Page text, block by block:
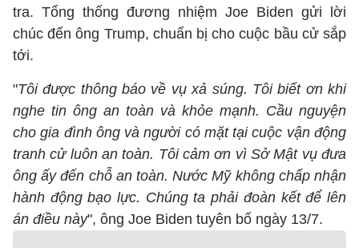
tra. Tổng thống đương nhiệm Joe Biden gửi lời
chúc đến ông Trump, chuẩn bị cho cuộc bầu cử sắp
tới.
"Tôi được thông báo về vụ xả súng. Tôi biết ơn khi
nghe tin ông an toàn và khỏe mạnh. Cầu nguyện
cho gia đình ông và người có mặt tại cuộc vận động
tranh cử luôn an toàn. Tôi cảm ơn vì Sở Mật vụ đưa
ông ấy đến chỗ an toàn. Nước Mỹ không chấp nhận
hành động bạo lực. Chúng ta phải đoàn kết để lên
án điều này", ông Joe Biden tuyên bố ngày 13/7.